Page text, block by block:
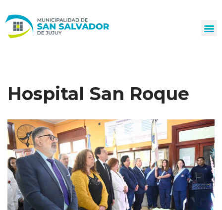
al
Hospital San Roque